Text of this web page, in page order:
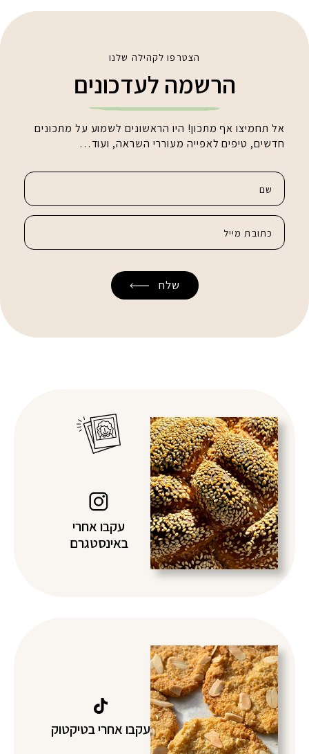
הצטרפו לקהילה שלנו
הרשמה לעדכונים
אל תחמיצו אף מתכון! היו הראשונים לשמוע על מתכונים
חדשים, טיפים לאפייה מעוררי השראה, ועוד…
עקבו אחרי
באינסטגרם
עקבו אחרי בטיקטוק